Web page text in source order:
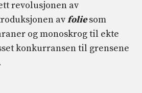
revolusjonen av
avfoliesom
og monoskrog til ekte
konkurransen til grensene